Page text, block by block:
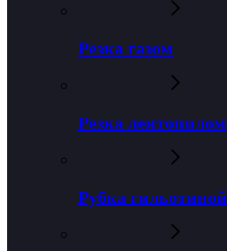
Резка газом
Резка лентопилом
Рубка гильотиной